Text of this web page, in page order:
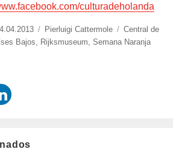
culturadeholanda
author/pierluigi-
Categorías
Pierluigi Cattermole Etiquetas
Central de
Bajos Rijksmuseum ,Semana Naranja